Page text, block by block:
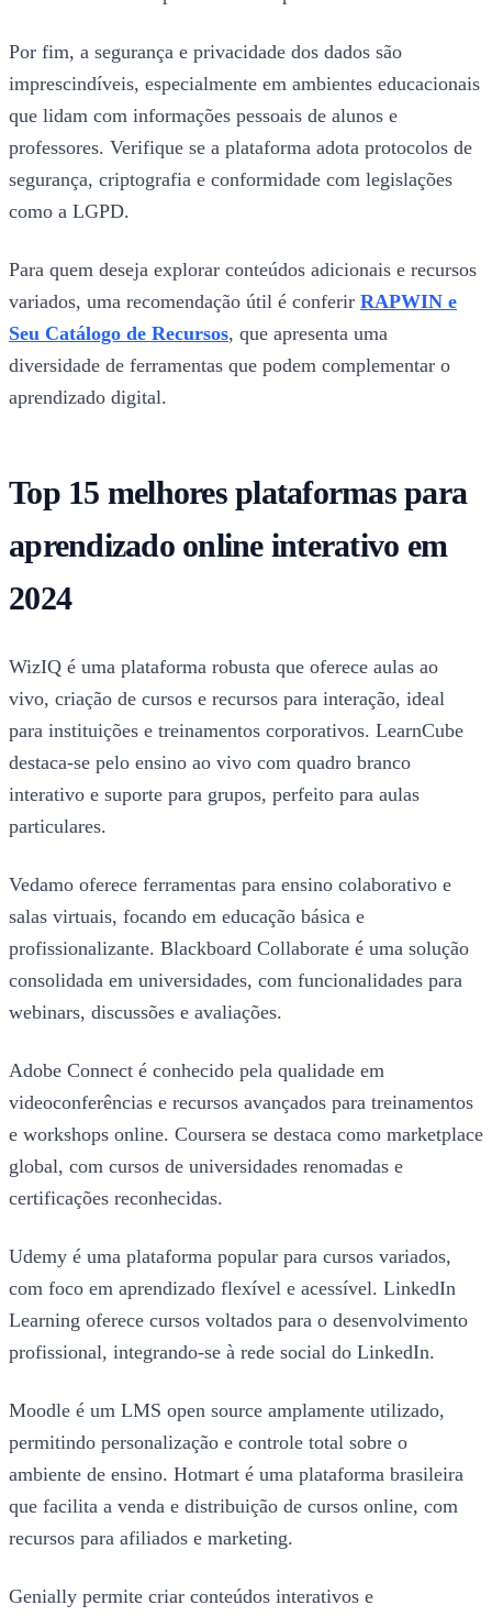
Por fim, a segurança e privacidade dos dados são
imprescindíveis, especialmente em ambientes educacionais
que lidam com informações pessoais de alunos e
professores. Verifique se a plataforma adota protocolos de
segurança, criptografia e conformidade com legislações
como a LGPD.
Para quem deseja explorar conteúdos adicionais e recursos
variados, uma recomendação útil é conferir RAPWIN e
Seu Catálogo de Recursos, que apresenta uma
diversidade de ferramentas que podem complementar o
aprendizado digital.
Top 15 melhores plataformas para
aprendizado online interativo em
2024
WizIQ é uma plataforma robusta que oferece aulas ao
vivo, criação de cursos e recursos para interação, ideal
para instituições e treinamentos corporativos. LearnCube
destaca-se pelo ensino ao vivo com quadro branco
interativo e suporte para grupos, perfeito para aulas
particulares.
Vedamo oferece ferramentas para ensino colaborativo e
salas virtuais, focando em educação básica e
profissionalizante. Blackboard Collaborate é uma solução
consolidada em universidades, com funcionalidades para
webinars, discussões e avaliações.
Adobe Connect é conhecido pela qualidade em
videoconferências e recursos avançados para treinamentos
e workshops online. Coursera se destaca como marketplace
global, com cursos de universidades renomadas e
certificações reconhecidas.
Udemy é uma plataforma popular para cursos variados,
com foco em aprendizado flexível e acessível. LinkedIn
Learning oferece cursos voltados para o desenvolvimento
profissional, integrando-se à rede social do LinkedIn.
Moodle é um LMS open source amplamente utilizado,
permitindo personalização e controle total sobre o
ambiente de ensino. Hotmart é uma plataforma brasileira
que facilita a venda e distribuição de cursos online, com
recursos para afiliados e marketing.
Genially permite criar conteúdos interativos e